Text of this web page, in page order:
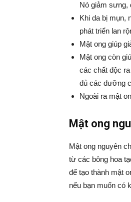
Nó giảm sưng,
Khi da bị mụn,
phát triển lan
Mật ong giúp
Mật ong còn
các chất độc
đủ các dưỡng
Ngoài ra mật
Mật ong
Mật ong nguyên
từ các bông hoa
để tạo thành mật
nếu bạn muốn có